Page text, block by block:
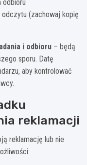
odbioru
(zachowaj kopię
i odbioru – będą
sporu. Datę
aby kontrolować
reklamacji
reklamację lub nie